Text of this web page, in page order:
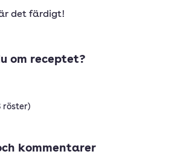
det färdigt!
om receptet?
röster)
kommentarer